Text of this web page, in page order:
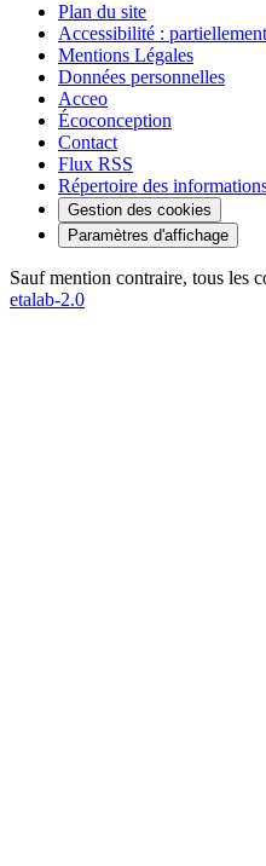
Plan du site
Accessibilité :
Mentions Légales
Données personnelles
Acceo
Écoconception
Contact
Flux RSS
Répertoire des
Gestion des cookies
Paramètres d'affichage
Sauf mention contraire, tous les
etalab-2.0